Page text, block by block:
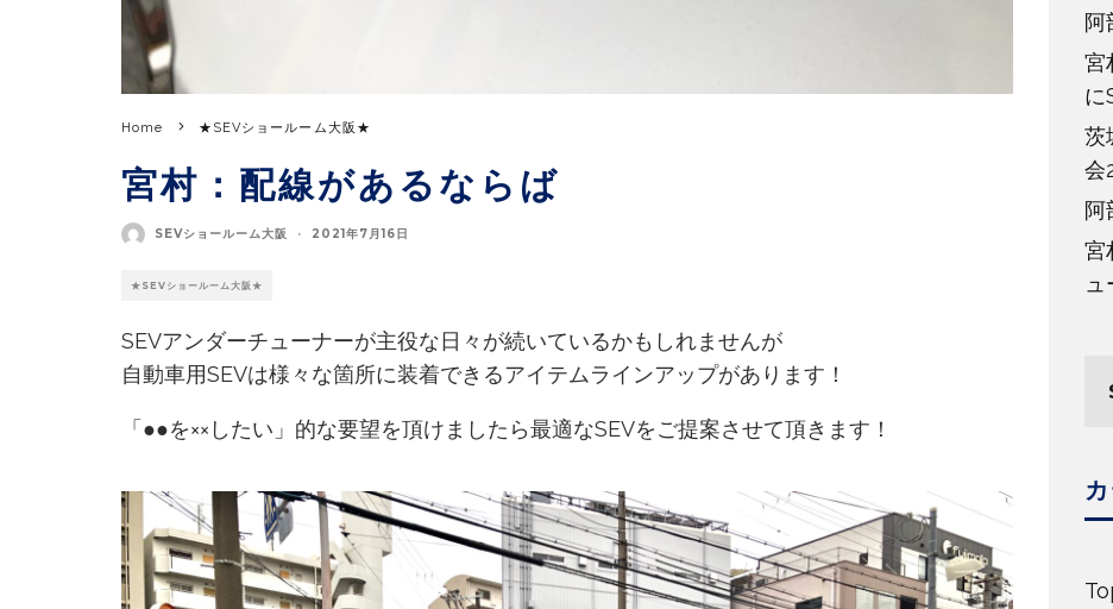
Home ★SEVショールーム大阪★
宮村：配線があるならば
SEVショールーム大阪 · 2021年7月16日
★SEVショールーム大阪★
SEVアンダーチューナーが主役な日々が続いているかもしれませんが
自動車用SEVは様々な箇所に装着できるアイテムラインアップがあります！
「●●を××したい」的な要望を頂けましたら最適なSEVをご提案させて頂きます！
阿
宮
に
茨
会
阿
宮